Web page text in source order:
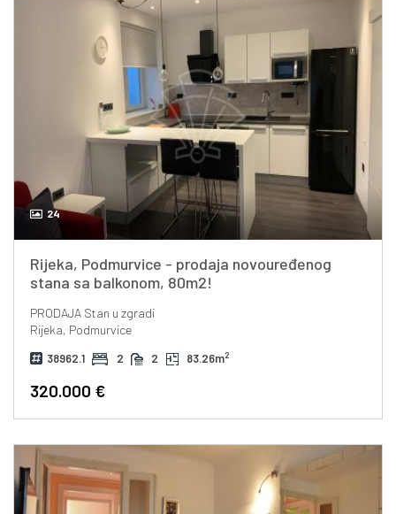
24
Rijeka, Podmurvice - prodaja novouređenog
stana sa balkonom, 80m2!
PRODAJAStan u zgradi
Rijeka, Podmurvice
38962.1 2 2 83.26m2
320.000 €